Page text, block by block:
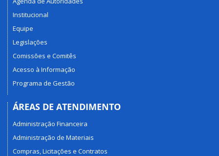
Institucional
Equipe
Legislações
Comissões e Comitês
Acesso à Informação
Programa de Gestão
ÁREAS DE ATENDIMENTO
Administração Financeira
Administração de Materiais
Compras, Licitações e Contratos